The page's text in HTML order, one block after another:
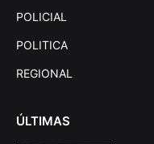
POLICIAL
POLITICA
REGIONAL
ÚLTIMAS